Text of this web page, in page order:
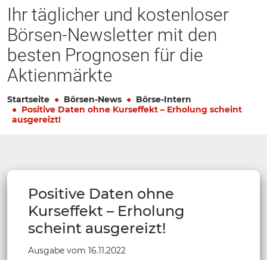
Ihr täglicher und kostenloser
Börsen-Newsletter mit den
besten Prognosen für die
Aktienmärkte
Startseite Börsen-News
Börse-Intern
Positive Daten ohne Kurseffekt – Erholung scheint
ausgereizt!
Positive Daten ohne
Kurseffekt – Erholung
scheint ausgereizt!
Ausgabe vom 16.11.2022